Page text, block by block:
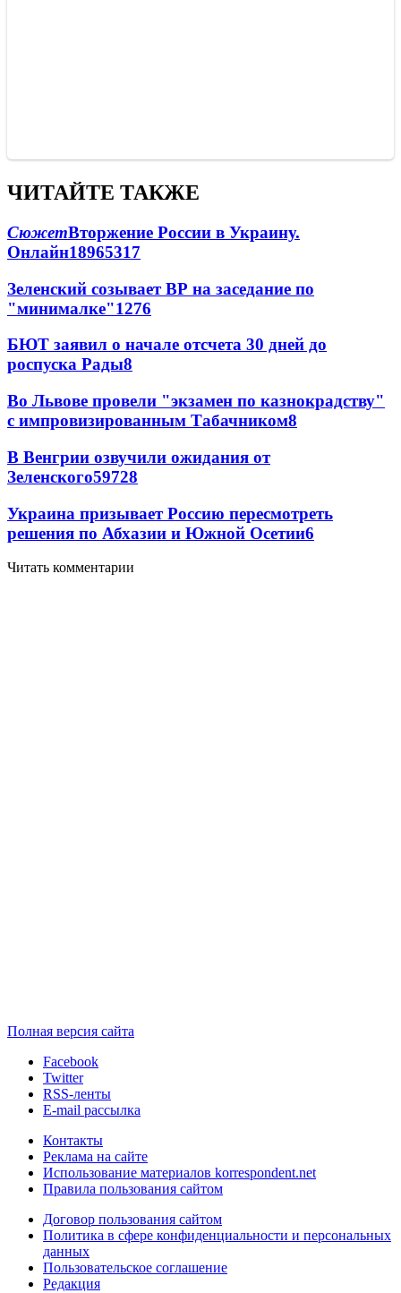
ЧИТАЙТЕ ТАКЖЕ
СюжетВторжение России в Украину.
Онлайн18965317
Зеленский созывает ВР на заседание по
"минималке"1276
БЮТ заявил о начале отсчета 30 дней до
роспуска Рады8
Во Львове провели "экзамен по казнокрадству"
с импровизированным Табачником8
В Венгрии озвучили ожидания от
Зеленского59728
Украина призывает Россию пересмотреть
решения по Абхазии и Южной Осетии6
Читать комментарии
Полная версия сайта
Facebook
Twitter
RSS-ленты
E-mail рассылка
Контакты
Реклама на сайте
Использование материалов korrespondent.net
Правила пользования сайтом
Договор пользования сайтом
Политика в сфере конфиденциальности и персональных
данных
Пользовательское соглашение
Редакция